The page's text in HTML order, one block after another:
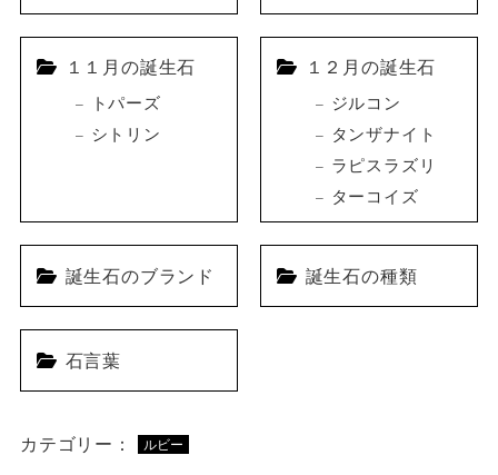
１１月の誕生石
トパーズ
シトリン
１２月の誕生石
ジルコン
タンザナイト
ラピスラズリ
ターコイズ
誕生石のブランド 誕生石の種類
石言葉
カテゴリー： ルビー